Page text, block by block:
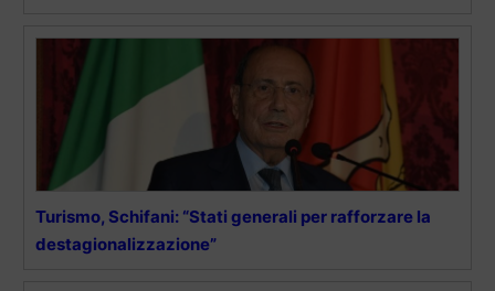
Turismo, Schifani: “Stati generali per rafforzare la
destagionalizzazione”